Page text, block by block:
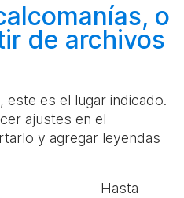
o
de archivos
este es el lugar indicado.
ajustes en el
y agregar leyendas
Hasta